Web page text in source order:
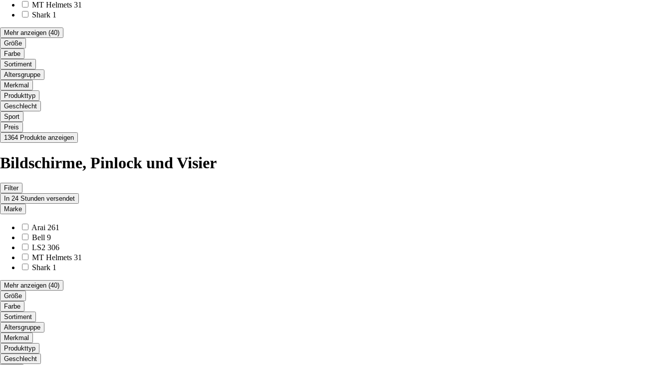
MT Helmets 31
Shark 1
Mehr anzeigen (40)
Größe
Farbe
Sortiment
Altersgruppe
Merkmal
Produkttyp
Geschlecht
Sport
Preis
1364 Produkte anzeigen
Bildschirme, Pinlock und Visier
Filter
In 24 Stunden versendet
Marke
Arai 261
Bell 9
LS2 306
MT Helmets 31
Shark 1
Mehr anzeigen (40)
Größe
Farbe
Sortiment
Altersgruppe
Merkmal
Produkttyp
Geschlecht